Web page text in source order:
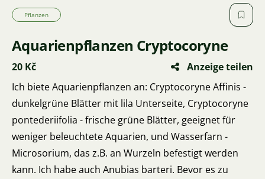
Pflanzen
Aquarienpflanzen Cryptocoryne
20 Kč
Anzeige teilen
Ich biete Aquarienpflanzen an: Cryptocoryne Affinis -
dunkelgrüne Blätter mit lila Unterseite, Cryptocoryne
pontederiifolia - frische grüne Blätter, geeignet für
weniger beleuchtete Aquarien, und Wasserfarn -
Microsorium, das z.B. an Wurzeln befestigt werden
kann. Ich habe auch Anubias barteri. Bevor es zu